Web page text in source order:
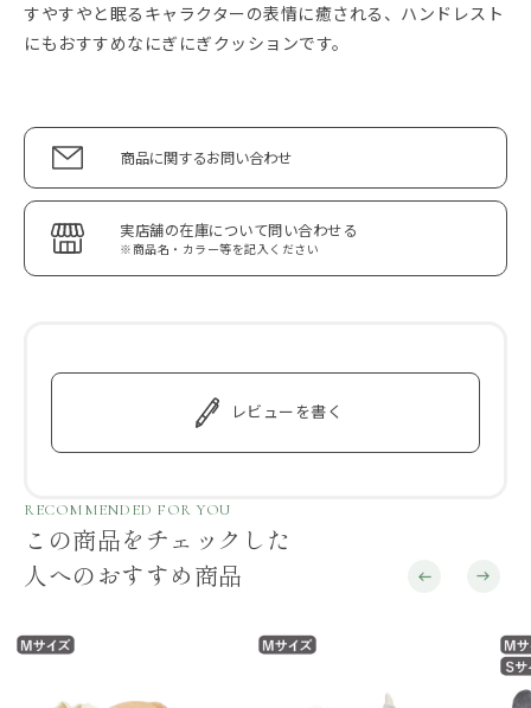
すやすやと眠るキャラクターの表情に癒される、ハンドレスト
にもおすすめなにぎにぎクッションです。
商品に関するお問い合わせ
実店舗の在庫について問い合わせる
※商品名・カラー等を記入ください
レビューを書く
RECOMMENDED FOR YOU
この商品をチェックした
人へのおすすめ商品